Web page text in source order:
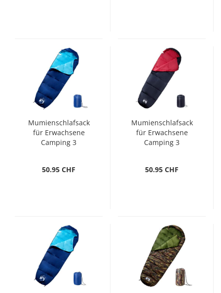
Mumienschlafsack
für Erwachsene
Camping 3
50.95 CHF
Mumienschlafsack
für Erwachsene
Camping 3
50.95 CHF